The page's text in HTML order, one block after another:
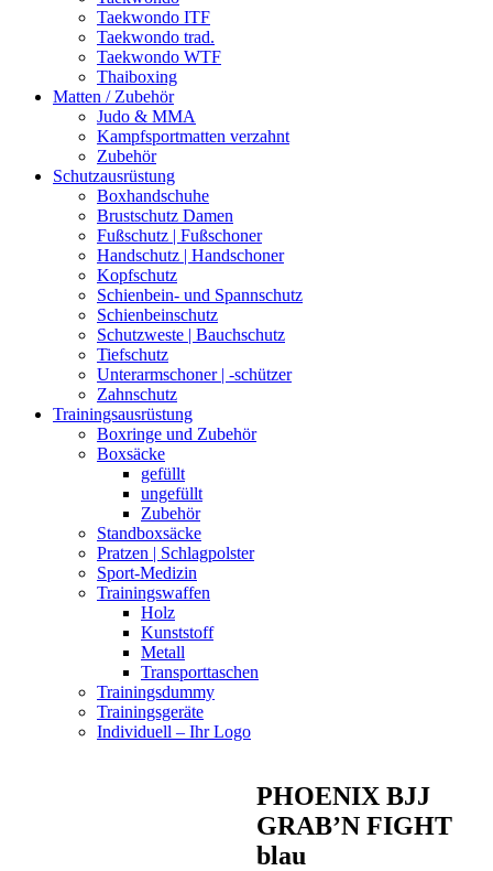
Taekwondo ITF
Taekwondo trad.
Taekwondo WTF
Thaiboxing
Matten / Zubehör
Judo & MMA
Kampfsportmatten verzahnt
Zubehör
Schutzausrüstung
Boxhandschuhe
Brustschutz Damen
Fußschutz | Fußschoner
Handschutz | Handschoner
Kopfschutz
Schienbein- und Spannschutz
Schienbeinschutz
Schutzweste | Bauchschutz
Tiefschutz
Unterarmschoner | -schützer
Zahnschutz
Trainingsausrüstung
Boxringe und Zubehör
Boxsäcke
gefüllt
ungefüllt
Zubehör
Standboxsäcke
Pratzen | Schlagpolster
Sport-Medizin
Trainingswaffen
Holz
Kunststoff
Metall
Transporttaschen
Trainingsdummy
Trainingsgeräte
Individuell – Ihr Logo
PHOENIX BJJ
GRAB’N FIGHT
blau